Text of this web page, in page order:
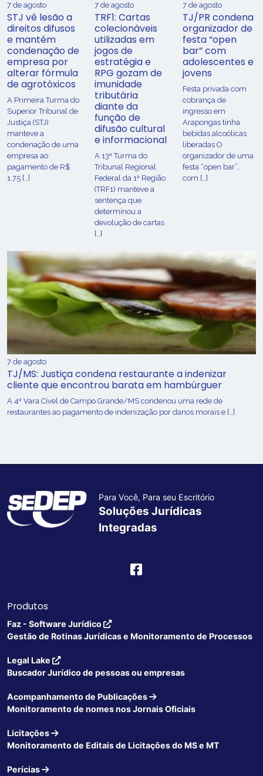
7 de agosto
STJ vê lesão a
direitos difusos
e mantém
condenação de
empresa por
alterar fórmula
de agrotóxicos
​A Primeira Turma do
Superior Tribunal de
Justiça (STJ)
manteve a
condenação de uma
empresa ao
pagamento de R$
1,75 […]
7 de agosto
TRF1: Cartas
colecionáveis
utilizadas em
jogos de
estratégia e
RPG gozam de
imunidade
tributária
diante da
função de
difusão cultural
e informacional
A 13ª Turma do
Tribunal Regional
Federal da 1ª Região
(TRF1) manteve a
sentença que
determinou a
devolução de cartas
[…]
7 de agosto
TJ/PR condena
organizador de
festa “open
bar” com
adolescentes e
jovens
Festa privada com
cobrança de
ingresso em
Arapongas tinha
bebidas alcoólicas
liberadas O
organizador de uma
festa “open bar”,
com […]
7 de agosto
TJ/MS: Justiça condena restaurante a indenizar
cliente que encontrou barata em hambúrguer
A 4ª Vara Cível de Campo Grande/MS condenou uma rede de
restaurantes ao pagamento de indenização por danos morais e […]
Para Você, Para seu Escritório
Soluções Jurídicas
Integradas
Produtos
Faz - Software Jurídico
Gestão de Rotinas Jurídicas e Monitoramento de Processos
Legal Lake
Buscador Jurídico de pessoas ou empresas
Acompanhamento de Publicações
Monitoramento de nomes nos Jornais Oficiais
Licitações
Monitoramento de Editais de Licitações do MS e MT
Perícias